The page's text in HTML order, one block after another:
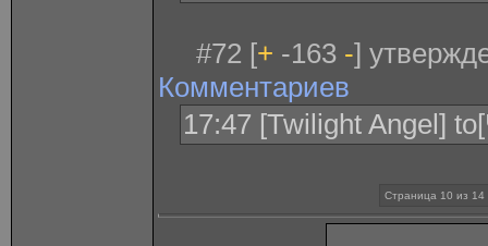
#72 [+ -163 -]
Комментариев
17:47 [Twilight Angel]
Страница 10 из 14